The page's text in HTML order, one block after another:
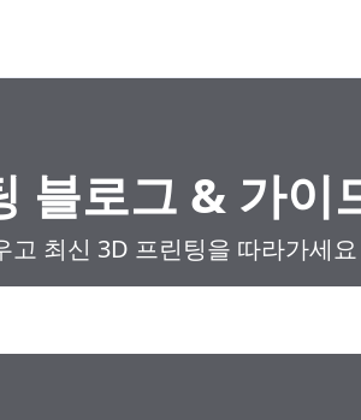
블로그 & 가이
고 최신 3D 프린팅을 따라가세요